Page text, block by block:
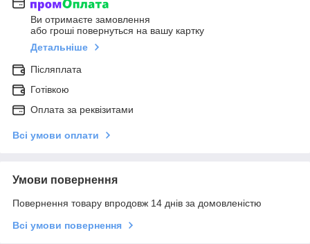
Ви отримаєте замовлення
або гроші повернуться на вашу картку
Детальніше
Післяплата
Готівкою
Оплата за реквізитами
Всі умови оплати
Умови повернення
Повернення товару впродовж 14 днів за домовленістю
Всі умови повернення